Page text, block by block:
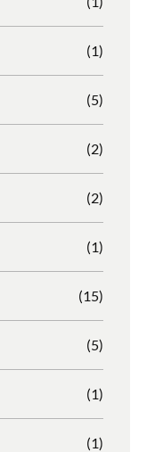
(1)
(5)
(2)
(2)
(1)
(15)
(5)
(1)
(1)